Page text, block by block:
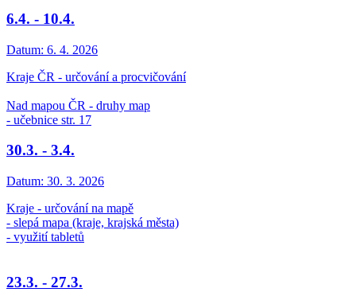
6.4. - 10.4.
Datum: 6. 4. 2026
Kraje ČR - určování a procvičování
Nad mapou ČR - druhy map
- učebnice str. 17
30.3. - 3.4.
Datum: 30. 3. 2026
Kraje - určování na mapě
- slepá mapa (kraje, krajská města)
- využití tabletů
23.3. - 27.3.